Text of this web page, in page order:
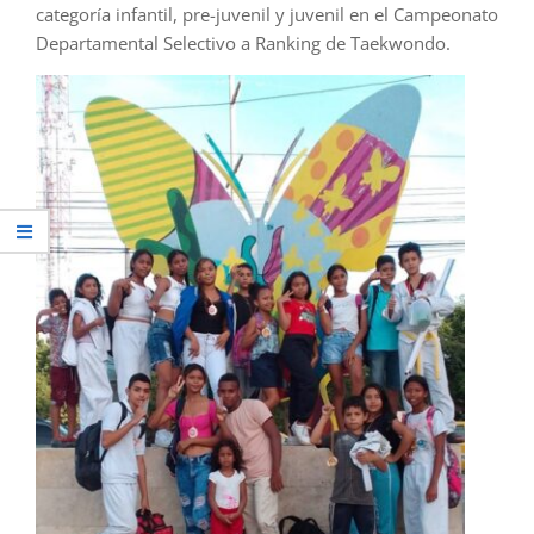
categoría infantil, pre-juvenil y juvenil en el Campeonato
Departamental Selectivo a Ranking de Taekwondo.